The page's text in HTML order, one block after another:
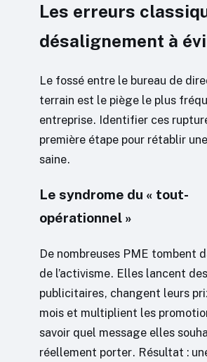
Les erreurs
désalignement à
Le fossé entre le bureau de
terrain est le piège le plus
entreprise. Identifier ces
première étape pour rétablir
saine.
Le syndrome du « tout-
opérationnel »
De nombreuses PME tombent
de l’activisme. Elles lancent
publicitaires, changent leurs
mois et multiplient les
savoir quel message elles
réellement porter. Résultat :